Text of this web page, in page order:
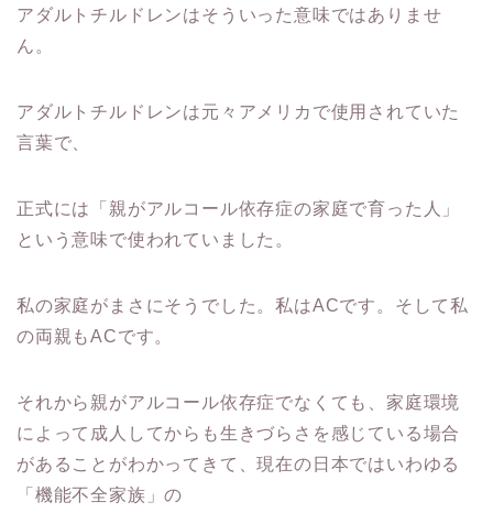
アダルトチルドレンはそういった意味ではありませ
ん。
アダルトチルドレンは元々アメリカで使用されていた
言葉で、
正式には「親がアルコール依存症の家庭で育った人」
という意味で使われていました。
私の家庭がまさにそうでした。私はACです。そして私
の両親もACです。
それから親がアルコール依存症でなくても、家庭環境
によって成人してからも生きづらさを感じている場合
があることがわかってきて、現在の日本ではいわゆる
「機能不全家族」の